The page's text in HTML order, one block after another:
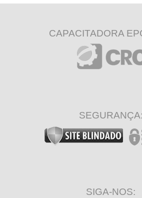
CAPACITADORA
SEGURANÇA:
SIGA-NOS: